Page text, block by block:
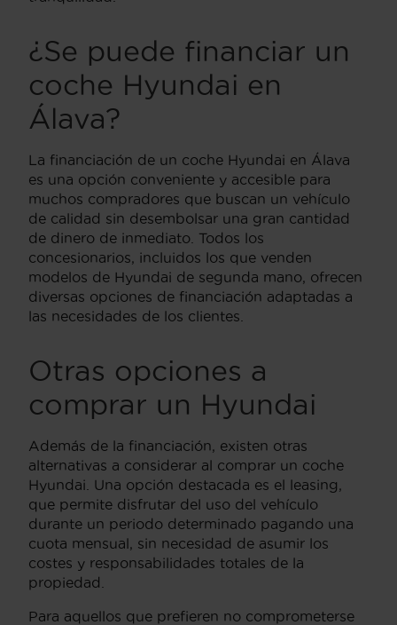
¿Se puede financiar un
coche Hyundai en
Álava?
La financiación de un coche Hyundai en Álava
es una opción conveniente y accesible para
muchos compradores que buscan un vehículo
de calidad sin desembolsar una gran cantidad
de dinero de inmediato. Todos los
concesionarios, incluidos los que venden
modelos de Hyundai de segunda mano, ofrecen
diversas opciones de financiación adaptadas a
las necesidades de los clientes.
Otras opciones a
comprar un Hyundai
Además de la financiación, existen otras
alternativas a considerar al comprar un coche
Hyundai. Una opción destacada es el leasing,
que permite disfrutar del uso del vehículo
durante un periodo determinado pagando una
cuota mensual, sin necesidad de asumir los
costes y responsabilidades totales de la
propiedad.
Para aquellos que prefieren no comprometerse